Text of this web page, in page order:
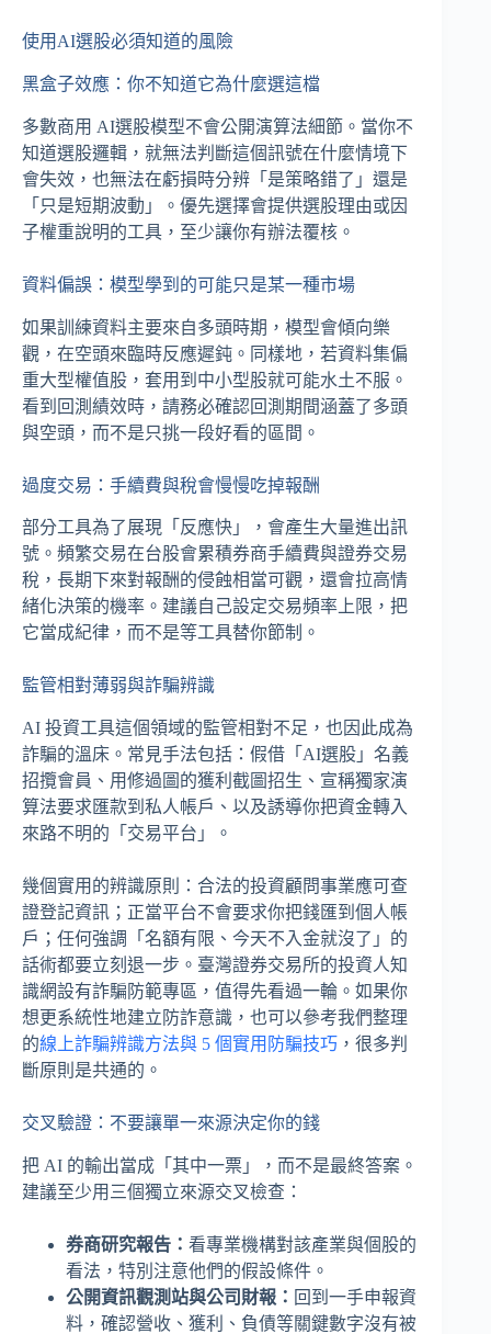
使用AI選股必須知道的風險
黑盒子效應：你不知道它為什麼選這檔
多數商用 AI選股模型不會公開演算法細節。當你不
知道選股邏輯，就無法判斷這個訊號在什麼情境下
會失效，也無法在虧損時分辨「是策略錯了」還是
「只是短期波動」。優先選擇會提供選股理由或因
子權重說明的工具，至少讓你有辦法覆核。
資料偏誤：模型學到的可能只是某一種市場
如果訓練資料主要來自多頭時期，模型會傾向樂
觀，在空頭來臨時反應遲鈍。同樣地，若資料集偏
重大型權值股，套用到中小型股就可能水土不服。
看到回測績效時，請務必確認回測期間涵蓋了多頭
與空頭，而不是只挑一段好看的區間。
過度交易：手續費與稅會慢慢吃掉報酬
部分工具為了展現「反應快」，會產生大量進出訊
號。頻繁交易在台股會累積券商手續費與證券交易
稅，長期下來對報酬的侵蝕相當可觀，還會拉高情
緒化決策的機率。建議自己設定交易頻率上限，把
它當成紀律，而不是等工具替你節制。
監管相對薄弱與詐騙辨識
AI 投資工具這個領域的監管相對不足，也因此成為
詐騙的溫床。常見手法包括：假借「AI選股」名義
招攬會員、用修過圖的獲利截圖招生、宣稱獨家演
算法要求匯款到私人帳戶、以及誘導你把資金轉入
來路不明的「交易平台」。
幾個實用的辨識原則：合法的投資顧問事業應可查
證登記資訊；正當平台不會要求你把錢匯到個人帳
戶；任何強調「名額有限、今天不入金就沒了」的
話術都要立刻退一步。臺灣證券交易所的投資人知
識網設有詐騙防範專區，值得先看過一輪。如果你
想更系統性地建立防詐意識，也可以參考我們整理
的線上詐騙辨識方法與 5 個實用防騙技巧 ，很多判
斷原則是共通的。
交叉驗證：不要讓單一來源決定你的錢
把 AI 的輸出當成「其中一票」，而不是最終答案。
建議至少用三個獨立來源交叉檢查：
券商研究報告： 看專業機構對該產業與個股的
看法，特別注意他們的假設條件。
公開資訊觀測站與公司財報： 回到一手申報資
料，確認營收、獲利、負債等關鍵數字沒有被